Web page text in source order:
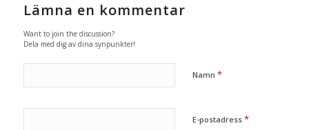
Lämna en kommentar
Want to join the discussion?
Dela med dig av dina synpunkter!
Namn *
E-postadress *